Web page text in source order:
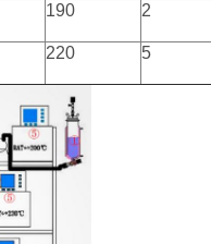
190 2
220 5